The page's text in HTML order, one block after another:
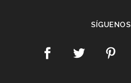
SÍGUENOS